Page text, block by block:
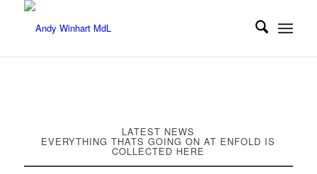
LATEST NEWS
EVERYTHING THATS GOING ON AT ENFOLD IS
COLLECTED HERE